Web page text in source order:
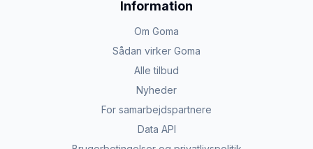
Information
Om Goma
Sådan virker Goma
Alle tilbud
Nyheder
For samarbejdspartnere
Data API